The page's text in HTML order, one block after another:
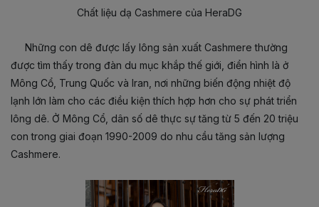
Chất liệu dạ Cashmere của HeraDG
Những con dê được lấy lông sản xuất Cashmere thường
được tìm thấy trong đàn du mục khắp thế giới, điển hình là ở
Mông Cổ, Trung Quốc và Iran, nơi những biến động nhiệt độ
lạnh lớn làm cho các điều kiện thích hợp hơn cho sự phát triển
lông dê. Ở Mông Cổ, dân số dê thực sự tăng từ 5 đến 20 triệu
con trong giai đoạn 1990-2009 do nhu cầu tăng sản lượng
Cashmere.